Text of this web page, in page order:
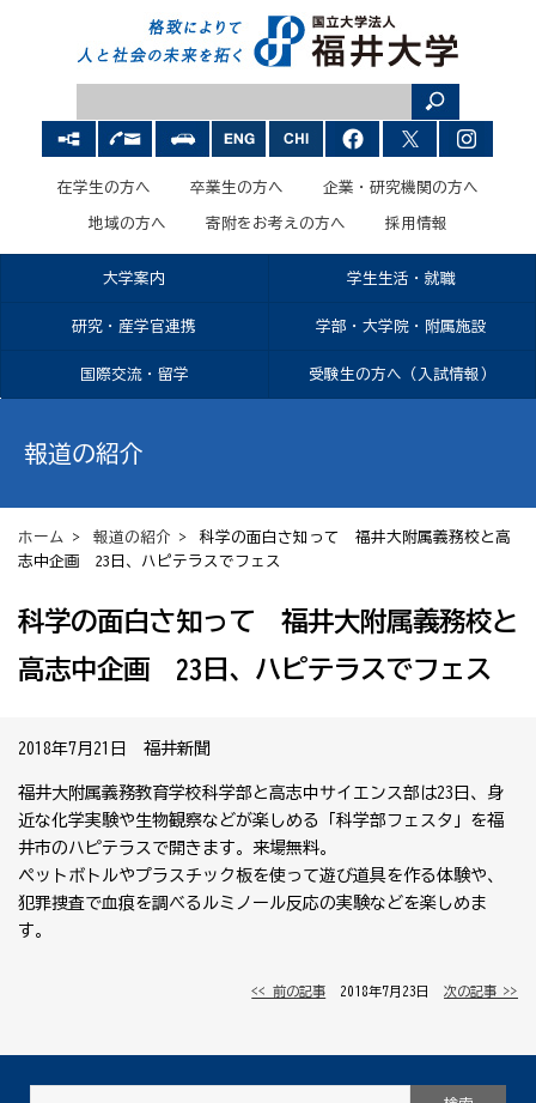
在学生の方へ 卒業生の方へ 企業・研究機関の方へ
地域の方へ 寄附をお考えの方へ 採用情報
大学案内 学生生活・就職
研究・産学官連携 学部・大学院・附属施設
国際交流・留学 受験生の方へ（入試情報）
報道の紹介
ホーム > 報道の紹介 > 科学の面白さ知って 福井大附属義務校と高
志中企画 23日、ハピテラスでフェス
科学の面白さ知って 福井大附属義務校と
高志中企画 23日、ハピテラスでフェス
2018年7月21日 福井新聞
福井大附属義務教育学校科学部と高志中サイエンス部は23日、身
近な化学実験や生物観察などが楽しめる「科学部フェスタ」を福
井市のハピテラスで開きます。来場無料。
ペットボトルやプラスチック板を使って遊び道具を作る体験や、
犯罪捜査で血痕を調べるルミノール反応の実験などを楽しめま
す。
<< 前の記事 │ 2018年7月23日 │次の記事 >>